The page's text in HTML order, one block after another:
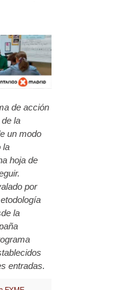
de acción
la
un modo
la
hoja de
por
la
entradas.